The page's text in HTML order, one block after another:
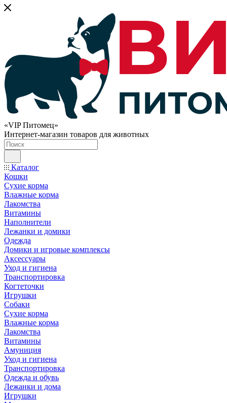
«VIP Питомец»
Интернет-магазин товаров для животных
Каталог
Кошки
Сухие корма
Влажные корма
Лакомства
Витамины
Наполнители
Лежанки и домики
Одежда
Домики и игровые комплексы
Аксессуары
Уход и гигиена
Транспортировка
Когтеточки
Игрушки
Собаки
Сухие корма
Влажные корма
Лакомства
Витамины
Амуниция
Уход и гигиена
Транспортировка
Одежда и обувь
Лежанки и дома
Игрушки